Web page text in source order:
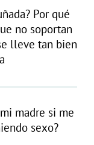
Por qué
no soportan
lleve tan bien
madre si me
sexo?